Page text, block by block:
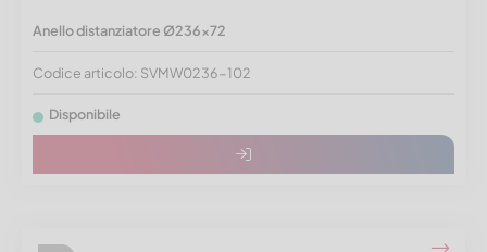
Anello distanziatore Ø236x72
Codice articolo: SVMW0236-102
Disponibile